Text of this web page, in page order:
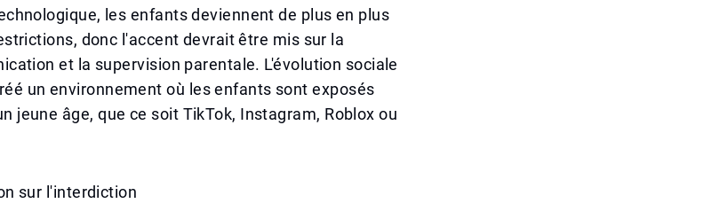
les enfants deviennent de plus en plus
donc l'accent devrait être mis sur la
et la supervision parentale. L'évolution sociale
un environnement où les enfants sont exposés
jeune âge, que ce soit TikTok, Instagram, Roblox ou
sur l'interdiction